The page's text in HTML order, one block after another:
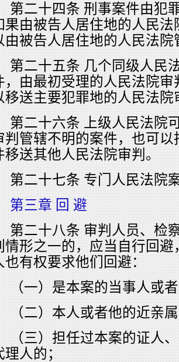
第二十四条 刑事案件由犯
果由被告人居住地的人民
由被告人居住地的人民法院
第二十五条 几个同级人民
，由最初受理的人民法院
移送主要犯罪地的人民法院
第二十六条 上级人民法院
判管辖不明的案件，也可
移送其他人民法院审判。
第二十七条 专门人民法院
第三章 回 避
第二十八条 审判人员、检
情形之一的，应当自行回
也有权要求他们回避：
（一）是本案的当事人或
（二）本人或者他的近亲
（三）担任过本案的证人
理人的；